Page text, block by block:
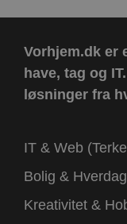
Vorhjem.dk er
have, tag og IT.
løsninger fra
IT & Web
Bolig & Hverdag
Kreativitet &